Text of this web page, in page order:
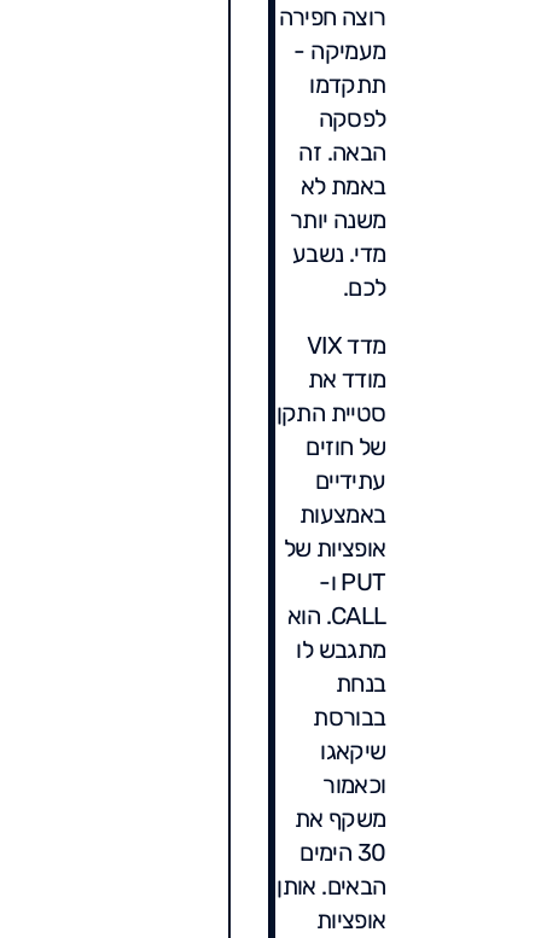
רוצה חפירה
מעמיקה -
תתקדמו
לפסקה
הבאה. זה
באמת לא
משנה יותר
מדי. נשבע
לכם.
מדד VIX
מודד את
סטיית התקן
של חוזים
עתידיים
באמצעות
אופציות של
PUT ו-
CALL. הוא
מתגבש לו
בנחת
בבורסת
שיקאגו
וכאמור
משקף את
30 הימים
הבאים. אותן
אופציות